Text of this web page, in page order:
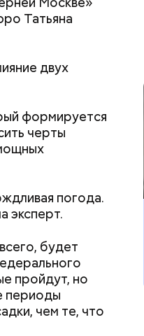
Татьяна
двух
формируется
черты
погода.
эксперт.
будет
пройдут, но
периоды
чем те, что
проверку
их
«М».
российские
что